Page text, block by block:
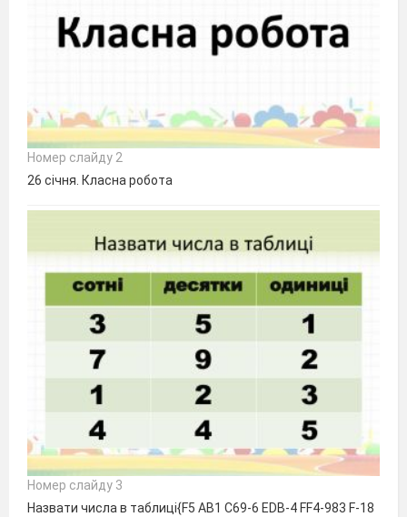
Номер слайду 2
26 січня. Класна робота
Номер слайду 3
Назвати числа в таблиці{F5 AB1 C69-6 EDB-4 FF4-983 F-18